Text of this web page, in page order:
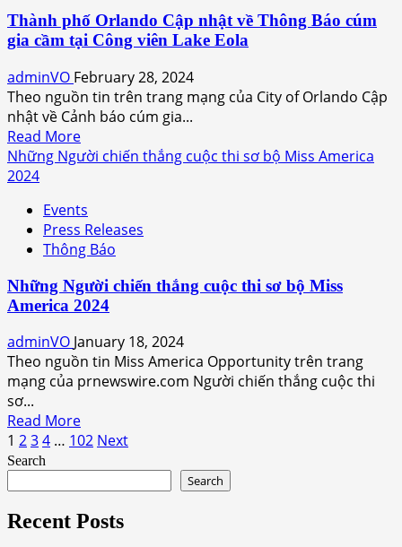
Giảm
tới
1
cho
hành
khách
trong
những
tuần
Spring
2024
tại
phi
trường
Quốc
tế
Thành phố Orlando Cập nhật về Thông Báo cúm
gia cầm tại Công viên Lake Eola
adminVO February 28, 2024
Theo nguồn tin trên trang mạng của City of Orlando Cập
nhật về Cảnh báo cúm gia...
Read MoreRead
more
phố
Orlando
Cập
về
Thông
cúm
gia
cầm
Công
viên
Lake
Eola
Những Người chiến thắng cuộc thi sơ bộ Miss America
2024
Events
Press Releases
Thông Báo
Những Người chiến thắng cuộc thi sơ bộ Miss
America 2024
adminVO January 18, 2024
Theo nguồn tin Miss America Opportunity trên trang
mạng của prnewswire.com Người chiến thắng cuộc thi
sơ...
Read MoreRead
more
chiến
Posts
pagination
1 234 … 102 Next
Search
Search
Recent Posts